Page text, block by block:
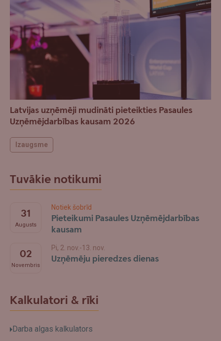
Latvijas uzņēmēji mudināti pieteikties Pasaules
Uzņēmējdarbības kausam 2026
Izaugsme
Tuvākie notikumi
31
Augusts
Notiek šobrīd
Pieteikumi Pasaules Uzņēmējdarbības
kausam
02
Novembris
Pi, 2. nov.-13. nov.
Uzņēmēju pieredzes dienas
Kalkulatori & rīki
Darba algas kalkulators